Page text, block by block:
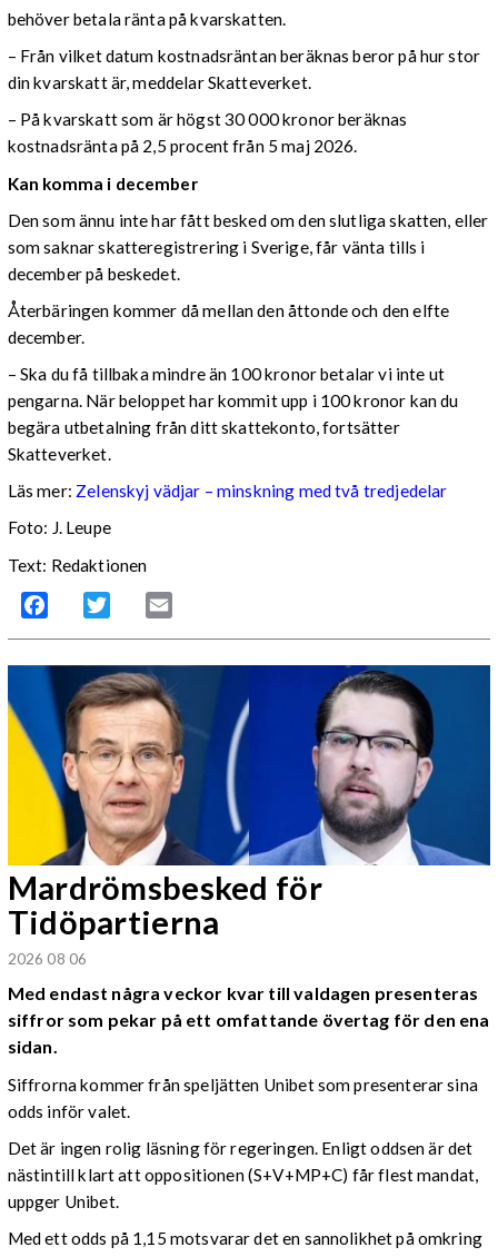
behöver betala ränta på kvarskatten.
– Från vilket datum kostnadsräntan beräknas beror på hur stor
din kvarskatt är, meddelar Skatteverket.
– På kvarskatt som är högst 30 000 kronor beräknas
kostnadsränta på 2,5 procent från 5 maj 2026.
Kan komma i december
Den som ännu inte har fått besked om den slutliga skatten, eller
som saknar skatteregistrering i Sverige, får vänta tills i
december på beskedet.
Återbäringen kommer då mellan den åttonde och den elfte
december.
– Ska du få tillbaka mindre än 100 kronor betalar vi inte ut
pengarna. När beloppet har kommit upp i 100 kronor kan du
begära utbetalning från ditt skattekonto, fortsätter
Skatteverket.
Läs mer: Zelenskyj vädjar – minskning med två tredjedelar
Foto: J. Leupe
Text: Redaktionen
Facebook Twitter
Mardrömsbesked för
Tidöpartierna
2026 08 06
Med endast några veckor kvar till valdagen presenteras
siffror som pekar på ett omfattande övertag för den ena
sidan.
Siffrorna kommer från speljätten Unibet som presenterar sina
odds inför valet.
Det är ingen rolig läsning för regeringen. Enligt oddsen är det
nästintill klart att oppositionen (S+V+MP+C) får flest mandat,
uppger Unibet.
Med ett odds på 1,15 motsvarar det en sannolikhet på omkring